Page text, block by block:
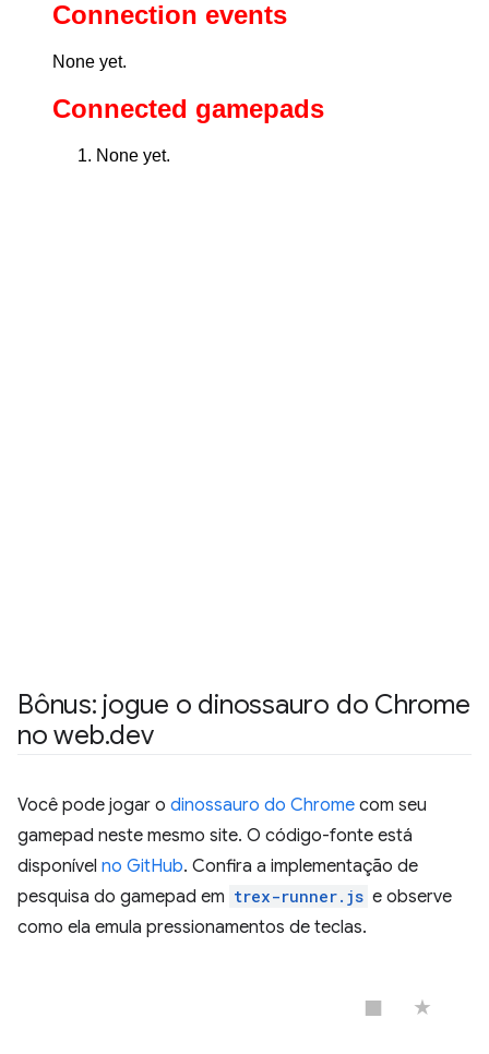
Bônus: jogue o dinossauro do Chrome
no web.dev
Você pode jogar o dinossauro do Chrome com seu
gamepad neste mesmo site. O código-fonte está
disponível no GitHub. Confira a implementação de
pesquisa do gamepad em trex-runner.js e observe
como ela emula pressionamentos de teclas.